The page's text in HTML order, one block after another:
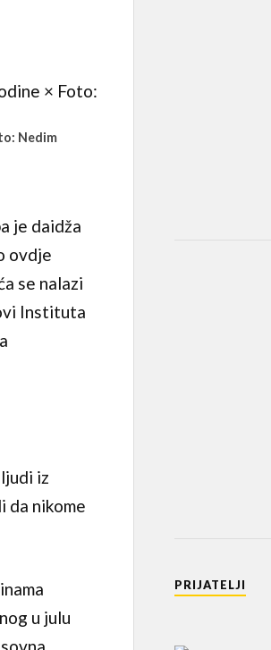
Nedim
je daidža
ovdje
se nalazi
Instituta
iz
da nikome
u julu
PRIJATELJI